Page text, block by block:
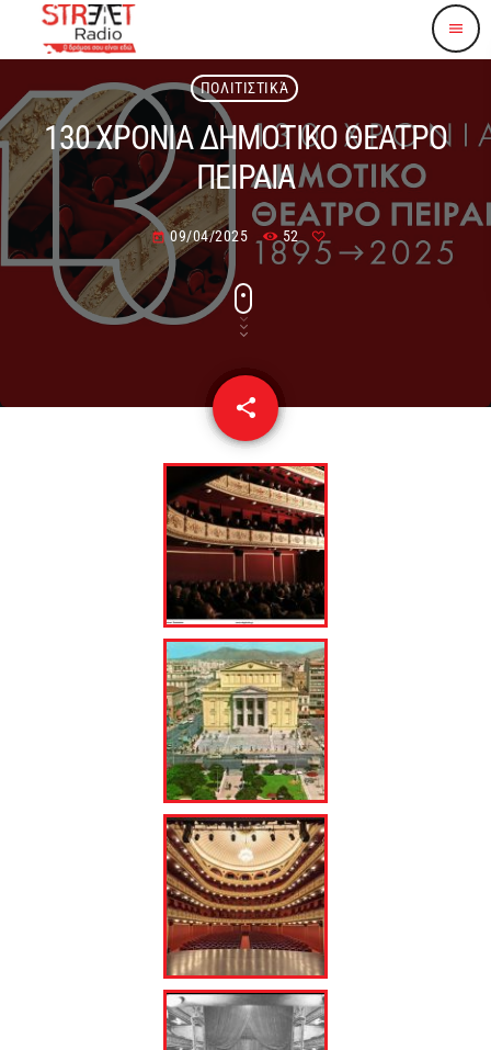
menu
ΠΟΛΙΤΙΣΤΙΚΆ
130 ΧΡΟΝΙΑ ΔΗΜΟΤΙΚΟ ΘΕΑΤΡΟ
ΠΕΙΡΑΙΑ
today 09/04/2025 52
share
email